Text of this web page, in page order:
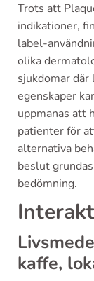
Trots att
indikationer,
label-
olika
sjukdomar
egenskaper
uppmanas att
patienter för
alternativa
beslut
bedömning.
kaffe,